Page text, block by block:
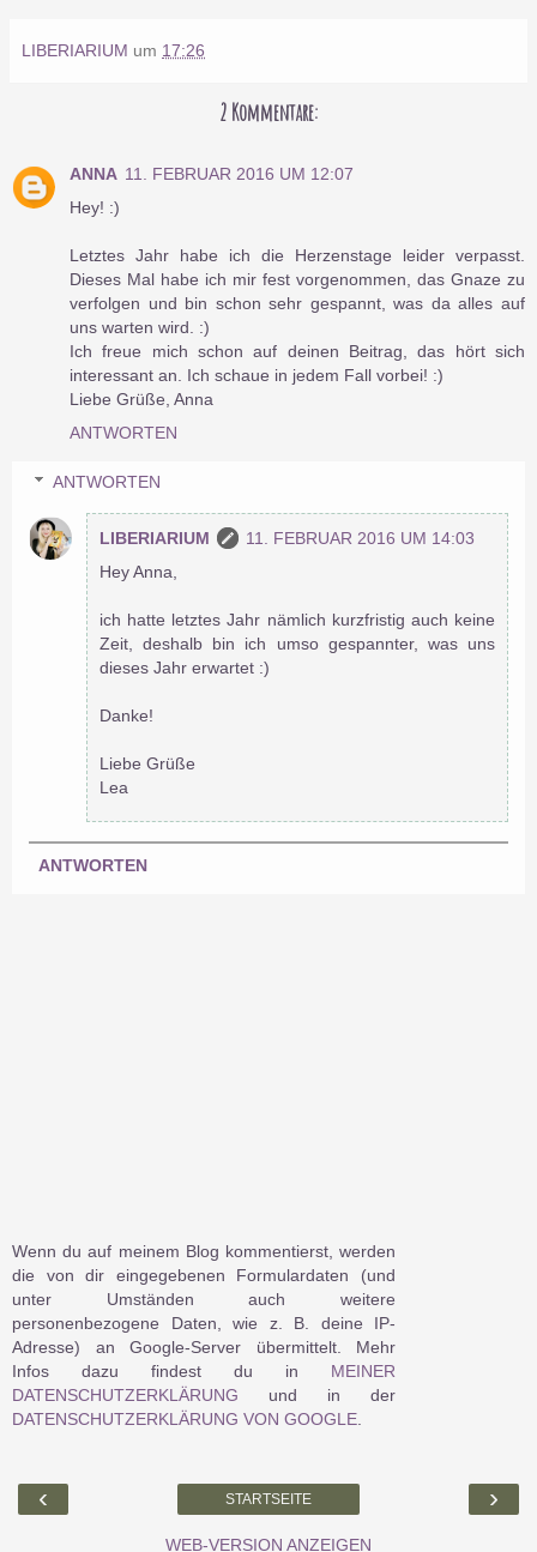
LIBERIARIUM um 17:26
2 Kommentare:
ANNA 11. FEBRUAR 2016 UM 12:07
Hey! :)
Letztes Jahr habe ich die Herzenstage leider verpasst.
Dieses Mal habe ich mir fest vorgenommen, das Gnaze zu
verfolgen und bin schon sehr gespannt, was da alles auf
uns warten wird. :)
Ich freue mich schon auf deinen Beitrag, das hört sich
interessant an. Ich schaue in jedem Fall vorbei! :)
Liebe Grüße, Anna
ANTWORTEN
ANTWORTEN
LIBERIARIUM
11. FEBRUAR 2016 UM 14:03
Hey Anna,
ich hatte letztes Jahr nämlich kurzfristig auch keine
Zeit, deshalb bin ich umso gespannter, was uns
dieses Jahr erwartet :)
Danke!
Liebe Grüße
Lea
ANTWORTEN
Wenn du auf meinem Blog kommentierst, werden
die von dir eingegebenen Formulardaten (und
unter Umständen auch weitere
personenbezogene Daten, wie z. B. deine IP-
Adresse) an Google-Server übermittelt. Mehr
Infos dazu findest du in MEINER
DATENSCHUTZERKLÄRUNG und in der
DATENSCHUTZERKLÄRUNG VON GOOGLE
‹ ›
STARTSEITE
WEB-VERSION ANZEIGEN